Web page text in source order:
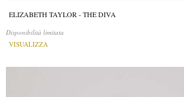
ELIZABETH TAYLOR - THE DIVA
Disponibilità limitata
VISUALIZZA